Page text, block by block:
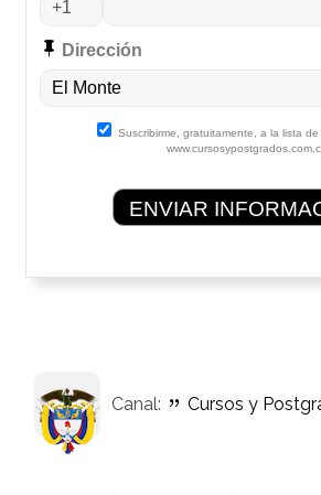
Dirección
Suscribirme, gratuitamente, a la lista
Canal: Cursos y